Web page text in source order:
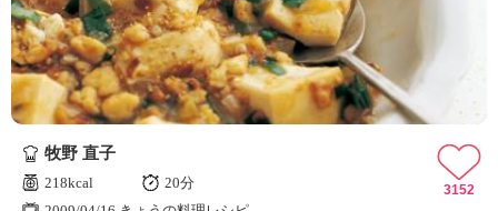
牧野 直子
218kcal
20分
3152